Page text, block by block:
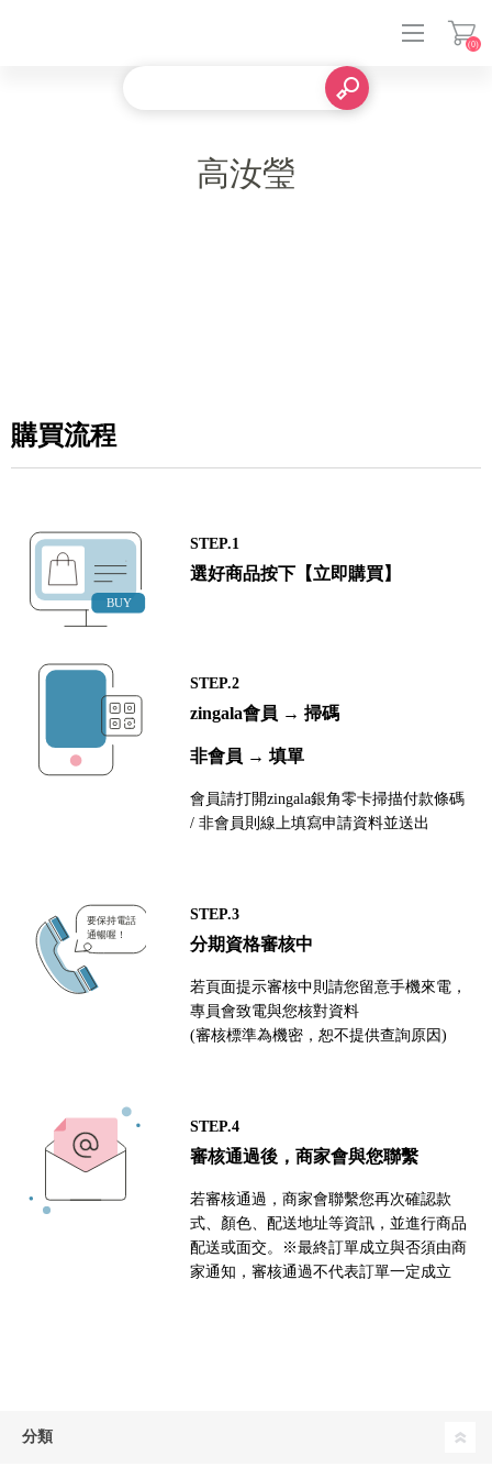
(0)
高汝瑩
購買流程
STEP.1
選好商品按下【立即購買】
STEP.2
zingala會員 → 掃碼
非會員 → 填單
會員請打開zingala銀角零卡掃描付款條碼
/ 非會員則線上填寫申請資料並送出
STEP.3
分期資格審核中
若頁面提示審核中則請您留意手機來電，
專員會致電與您核對資料
(審核標準為機密，恕不提供查詢原因)
STEP.4
審核通過後，商家會與您聯繫
若審核通過，商家會聯繫您再次確認款
式、顏色、配送地址等資訊，並進行商品
配送或面交。※最終訂單成立與否須由商
家通知，審核通過不代表訂單一定成立
分類